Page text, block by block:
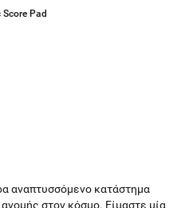
Score Pad
αναπτυσσόμενο κατάστημα
στον κόσμο. Είμαστε μία